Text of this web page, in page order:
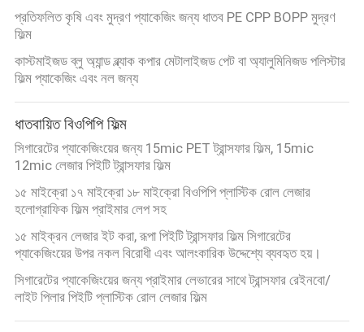
কারখানা
পরিদর্শন
গুণমান
নিয়ন্ত্রণ
আমাদের
সাথে
যোগাযোগ
খবর
প্রতিফলিত কৃষি এবং মুদ্রণ প্যাকেজিং জন্য ধাতব PE CPP BOPP মুদ্রণ
ফিল্ম
কাস্টমাইজড ব্লু অ্যান্ড ব্ল্যাক কপার মেটালাইজড পেট বা অ্যালুমিনিজড পলিস্টার
ফিল্ম প্যাকেজিং এবং নল জন্য
ধাতবায়িত বিওপিপি ফিল্ম
সিগারেটের প্যাকেজিংয়ের জন্য 15mic PET ট্রান্সফার ফিল্ম, 15mic
12mic লেজার পিইটি ট্রান্সফার ফিল্ম
১৫ মাইক্রো ১৭ মাইক্রো ১৮ মাইক্রো বিওপিপি প্লাস্টিক রোল লেজার
হলোগ্রাফিক ফিল্ম প্রাইমার লেপ সহ
১৫ মাইক্রন লেজার ইট করা, রূপা পিইটি ট্রান্সফার ফিল্ম সিগারেটের
প্যাকেজিংয়ের উপর নকল বিরোধী এবং আলংকারিক উদ্দেশ্যে ব্যবহৃত হয়।
সিগারেটের প্যাকেজিংয়ের জন্য প্রাইমার লেভারের সাথে ট্রান্সফার রেইনবো/
লাইট পিলার পিইটি প্লাস্টিক রোল লেজার ফিল্ম